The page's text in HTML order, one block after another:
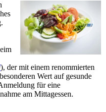
), der mit einem renommierten
Wert auf gesunde
für eine
am Mittagessen.